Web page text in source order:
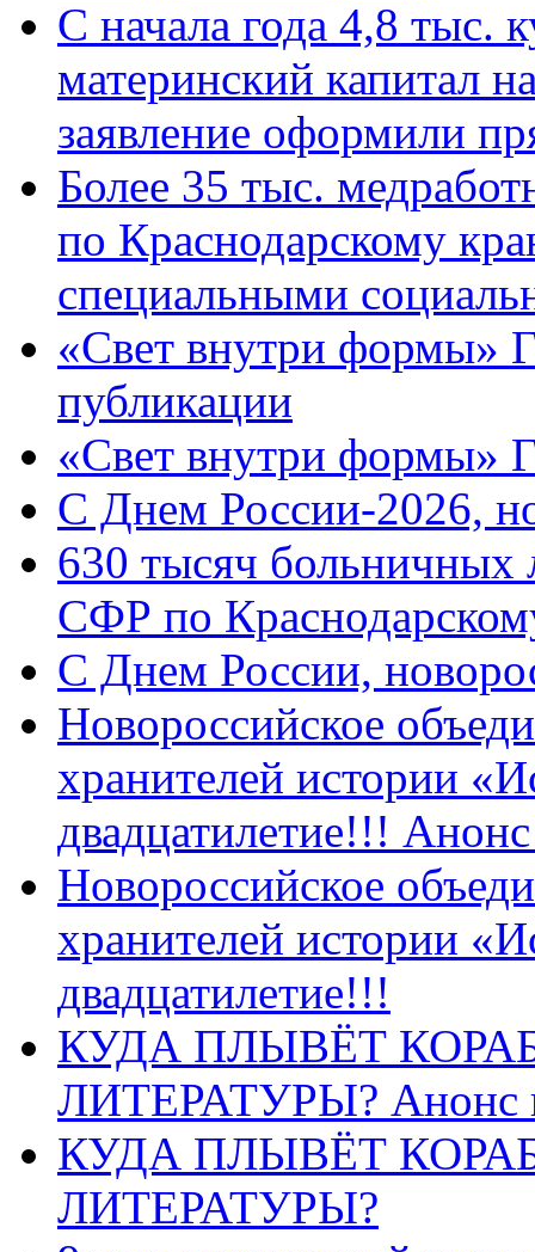
С начала года 4,8 тыс.
материнский капитал
заявление оформили
Более 35 тыс.
по Краснодарскому
специальными
«Свет внутри формы»
публикации
«Свет внутри формы»
C Днем России-2026,
630 тысяч больничных
СФР по
C Днем России,
Новороссийское
хранителей истории
двадцатилетие!!!
Новороссийское
хранителей истории
двадцатилетие!!!
КУДА ПЛЫВЁТ
ЛИТЕРАТУРЫ? Анонс
КУДА ПЛЫВЁТ
ЛИТЕРАТУРЫ?